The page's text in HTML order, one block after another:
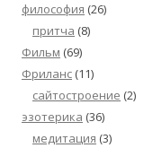
философия (26)
притча (8)
Фильм (69)
Фриланс (11)
сайтостроение (2)
эзотерика (36)
медитация (3)